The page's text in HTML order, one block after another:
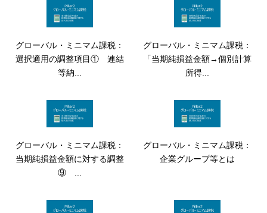
グローバル・ミニマム課税：
選択適用の調整項目① 連結
等納...
グローバル・ミニマム課税：
「当期純損益金額→個別計算
所得...
グローバル・ミニマム課税：
当期純損益金額に対する調整
⑨ ...
グローバル・ミニマム課税：
企業グループ等とは